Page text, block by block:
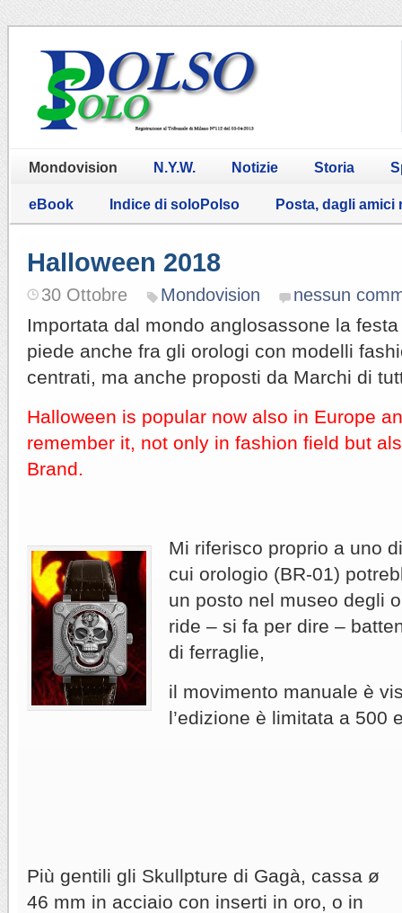
Mondovision N.Y.W. Notizie Storia
eBook Indice di soloPolso Posta, dagli amici
Halloween 2018
30 Ottobre Mondovision nessun
Importata dal mondo anglosassone la
piede anche fra gli orologi con modelli
centrati, ma anche proposti da Marchi di
Halloween is popular now also in Europe
remember it, not only in fashion field but
Brand.
Mi riferisco proprio a uno
cui orologio (BR-01)
un posto nel museo degli
ride – si fa per dire –
di ferraglie,
il movimento manuale è
l’edizione è limitata a 500
Più gentili gli Skullpture di Gagà, cassa ø
46 mm in acciaio con inserti in oro, o in